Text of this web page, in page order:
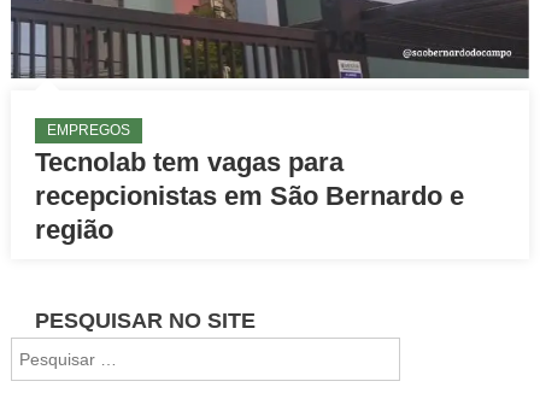
EMPREGOS
Tecnolab tem vagas para
recepcionistas em São Bernardo e
região
PESQUISAR NO SITE
por: